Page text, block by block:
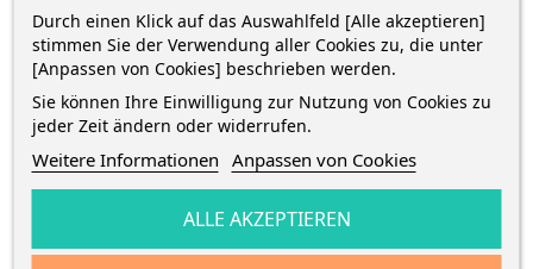
 Auf Lager
Sofort kaufenund erhalte die Bestellungzwischen
Mittwoch 12 AugustundFreitag 14 August
Durch einen Klick auf das Auswahlfeld [Alle akzeptieren]
stimmen Sie der Verwendung aller Cookies zu, die unter
[Anpassen von Cookies] beschrieben werden.
Sie können Ihre Einwilligung zur Nutzung von Cookies zu
jeder Zeit ändern oder widerrufen.
Weitere Informationen Anpassen von Cookies
ALLE AKZEPTIEREN